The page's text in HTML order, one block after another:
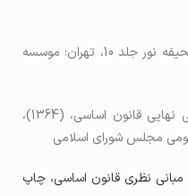
موسوی خمینی، روح الله، (1378)، صحیفه نور جلد 10، تهران: موسسه
صورت مشروح مذاکرات مجلس بررسی نهایی قانون اساسی، (1364)،
مجلس شورای اسلامی
بهشتی، سید محمد، (1394)، مبانی نظری قانون اساسی، چاپ